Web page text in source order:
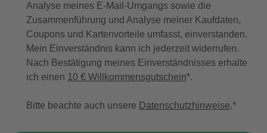
Analyse meines E-Mail-Umgangs sowie die
Zusammenführung und Analyse meiner Kaufdaten,
Coupons und Kartenvorteile umfasst, einverstanden.
Mein Einverständnis kann ich jederzeit widerrufen.
Nach Bestätigung meines Einverständnisses erhalte
ich einen 10 € Willkommensgutschein*.
Bitte beachte auch unsere Datenschutzhinweise.